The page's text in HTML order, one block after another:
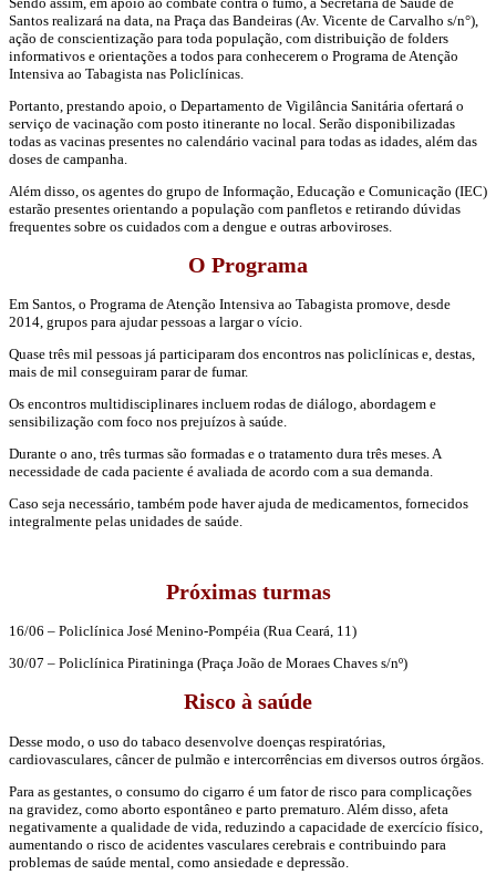
Santos realizará na data, na Praça das Bandeiras (Av. Vicente de Carvalho s/n°),
ação de conscientização para toda população, com distribuição de folders
informativos e orientações a todos para conhecerem o Programa de Atenção
Intensiva ao Tabagista nas Policlínicas.
Portanto, prestando apoio, o Departamento de Vigilância Sanitária ofertará o
serviço de vacinação com posto itinerante no local. Serão disponibilizadas
todas as vacinas presentes no calendário vacinal para todas as idades, além das
doses de campanha.
Além disso, os agentes do grupo de Informação, Educação e Comunicação (IEC)
estarão presentes orientando a população com panfletos e retirando dúvidas
frequentes sobre os cuidados com a dengue e outras arboviroses.
O Programa
Em Santos, o Programa de Atenção Intensiva ao Tabagista promove, desde
2014, grupos para ajudar pessoas a largar o vício.
Quase três mil pessoas já participaram dos encontros nas policlínicas e, destas,
mais de mil conseguiram parar de fumar.
Os encontros multidisciplinares incluem rodas de diálogo, abordagem e
sensibilização com foco nos prejuízos à saúde.
Durante o ano, três turmas são formadas e o tratamento dura três meses. A
necessidade de cada paciente é avaliada de acordo com a sua demanda.
Caso seja necessário, também pode haver ajuda de medicamentos, fornecidos
integralmente pelas unidades de saúde.
Próximas turmas
16/06 – Policlínica José Menino-Pompéia (Rua Ceará, 11)
30/07 – Policlínica Piratininga (Praça João de Moraes Chaves s/nº)
Risco à saúde
Desse modo, o uso do tabaco desenvolve doenças respiratórias,
cardiovasculares, câncer de pulmão e intercorrências em diversos outros órgãos.
Para as gestantes, o consumo do cigarro é um fator de risco para complicações
na gravidez, como aborto espontâneo e parto prematuro. Além disso, afeta
negativamente a qualidade de vida, reduzindo a capacidade de exercício físico,
aumentando o risco de acidentes vasculares cerebrais e contribuindo para
problemas de saúde mental, como ansiedade e depressão.